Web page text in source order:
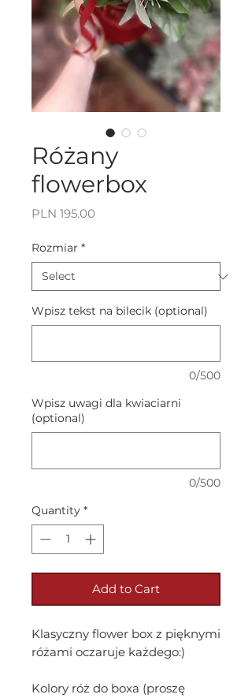
Różany
flowerbox
PLN 195.00
Rozmiar *
Wpisz tekst na bilecik (optional)
0/500
Wpisz uwagi dla kwiaciarni
(optional)
0/500
Quantity *
Add to Cart
Klasyczny flower box z pięknymi
różami oczaruje każdego:)
Kolory róż do boxa (proszę